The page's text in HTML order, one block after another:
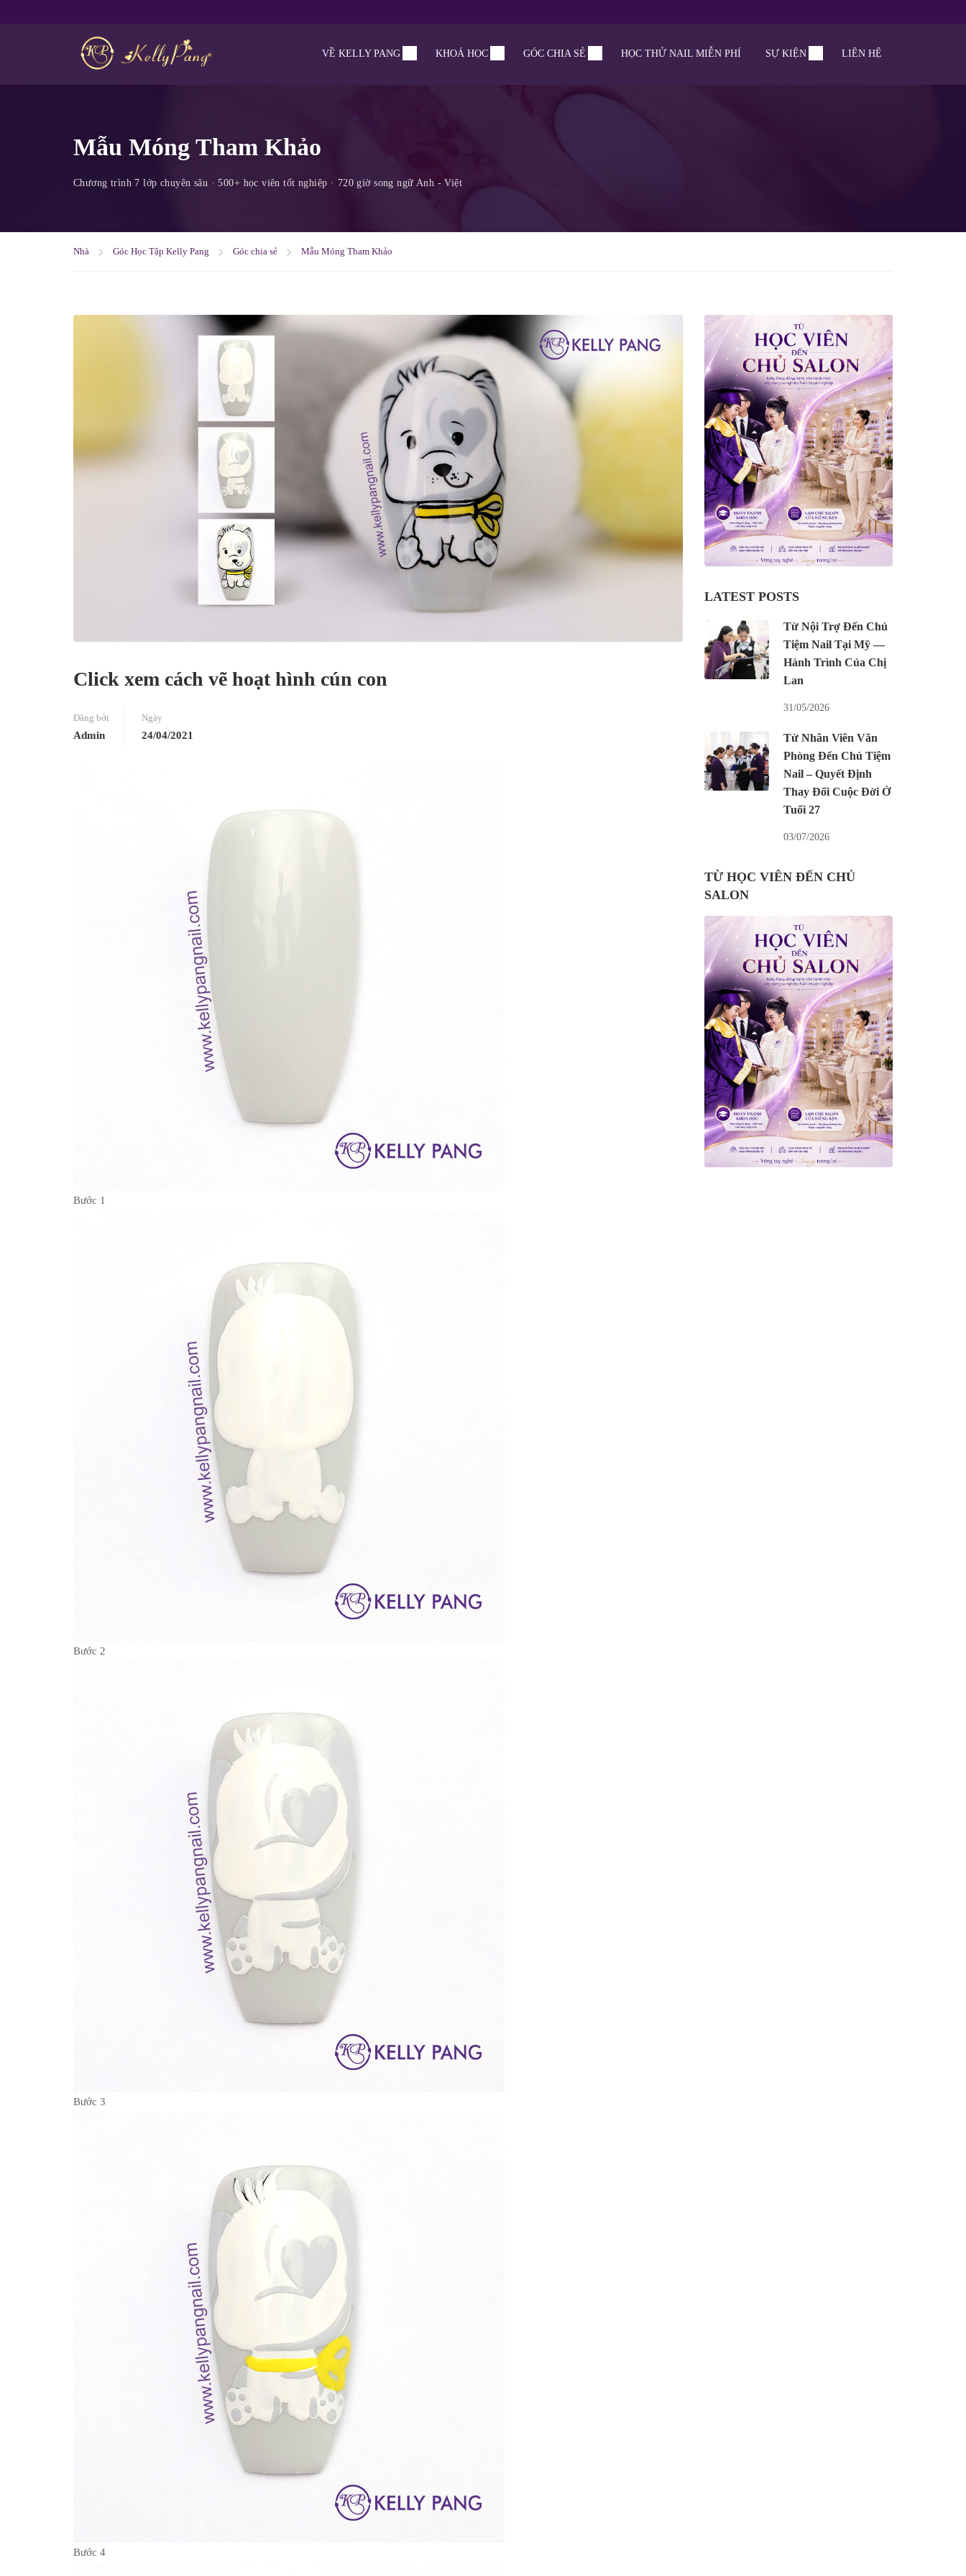
VỀ KELLY PANG KHOÁ HỌC GÓC CHIA SẺ HỌC THỬ NAIL MIỄN PHÍ SỰ KIỆN LIÊN HỆ
Mẫu Móng Tham Khảo
Nhà Góc Học Tập Kelly Pang Góc chia sẻ Mẫu Móng Tham Khảo
Click xem cách vẽ hoạt hình cún con
Đăng bởi
Admin
Ngày
24/04/2021
Bước 1
Bước 2
Bước 3
Bước 4
LATEST POSTS
Từ Nội Trợ Đến Chủ
Tiệm Nail Tại Mỹ —
Hành Trình Của Chị
Lan
31/05/2026
Từ Nhân Viên Văn
Phòng Đến Chủ Tiệm
Nail – Quyết Định
Thay Đổi Cuộc Đời Ở
Tuổi 27
03/07/2026
TỪ HỌC VIÊN ĐẾN CHỦ
SALON